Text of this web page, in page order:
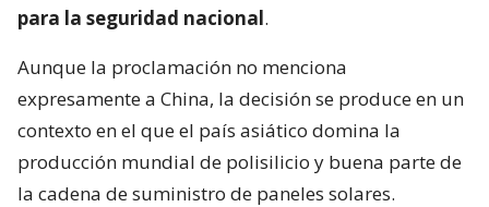
para la seguridad nacional.
Aunque la proclamación no menciona
expresamente a China, la decisión se produce en un
contexto en el que el país asiático domina la
producción mundial de polisilicio y buena parte de
la cadena de suministro de paneles solares.